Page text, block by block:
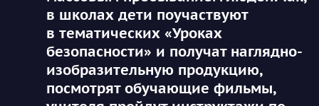
в школах дети поучаствуют
в тематических «Уроках
безопасности» и получат наглядно-
изобразительную продукцию,
посмотрят обучающие фильмы,